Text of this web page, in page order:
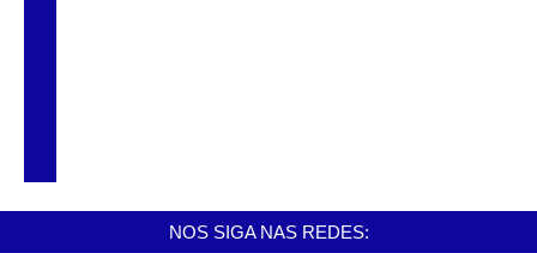
NOS SIGA NAS REDES: